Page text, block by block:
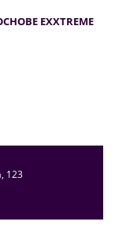
EXXTREME
123